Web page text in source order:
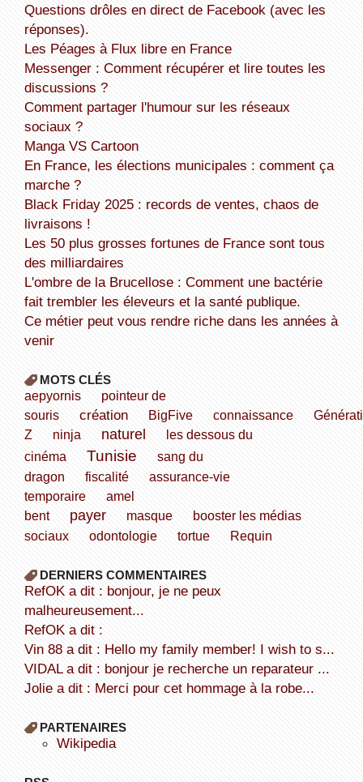
Questions drôles en direct de Facebook (avec les
réponses).
Les Péages à Flux libre en France
Messenger : Comment récupérer et lire toutes les
discussions ?
Comment partager l'humour sur les réseaux
sociaux ?
Manga VS Cartoon
En France, les élections municipales : comment ça
marche ?
Black Friday 2025 : records de ventes, chaos de
livraisons !
Les 50 plus grosses fortunes de France sont tous
des milliardaires
L'ombre de la Brucellose : Comment une bactérie
fait trembler les éleveurs et la santé publique.
Ce métier peut vous rendre riche dans les années à
venir
MOTS CLÉS
aepyornis
pointeur de
souris
création BigFive connaissance
Z
ninja naturel
les dessous du
cinéma
Tunisie
sang du
dragon
fiscalité
assurance-vie
temporaire
amel
bent
payer masque
booster les médias
sociaux
odontologie tortue Requin
DERNIERS COMMENTAIRES
refOK a dit : bonjour, je ne peux
malheureusement...
refOK a dit :
Vin 88 a dit : Hello my family member! I wish to s...
VIDAL a dit : bonjour je recherche un reparateur ...
Jolie a dit : Merci pour cet hommage à la robe...
PARTENAIRES
wikipedia